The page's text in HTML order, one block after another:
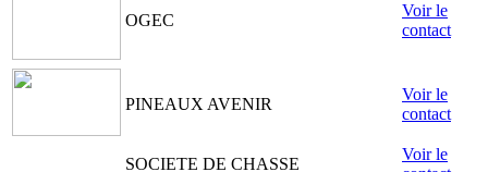
OGEC
Voir le
contact
PINEAUX AVENIR
Voir le
contact
SOCIETE DE CHASSE
Voir le